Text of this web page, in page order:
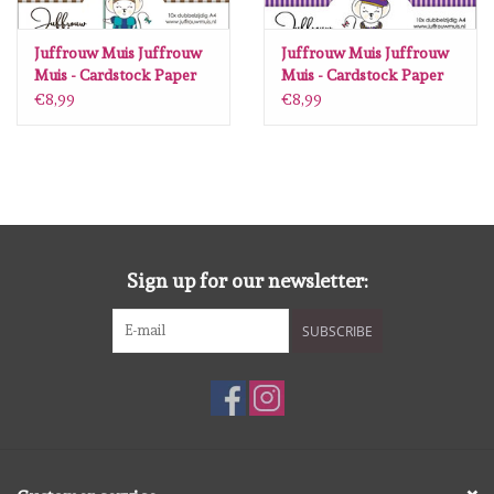
Juffrouw Muis Juffrouw
Muis - Cardstock Paper
pad A4 - Dank u
€8,99
Juffrouw Muis Juffrouw
Muis - Cardstock Paper
pad A4 - Piejte Piet,
€8,99
Sign up for our newsletter:
SUBSCRIBE